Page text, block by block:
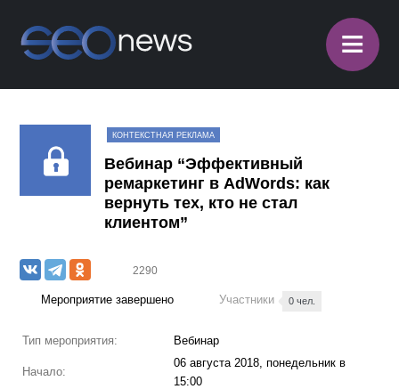
≡
КОНТЕКСТНАЯ РЕКЛАМА
Вебинар “Эффективный
ремаркетинг в AdWords: как
вернуть тех, кто не стал
клиентом”
2290
Мероприятие завершено Участники 0 чел.
Тип мероприятия: Вебинар
Начало:
06 августа 2018, понедельник в
15:00